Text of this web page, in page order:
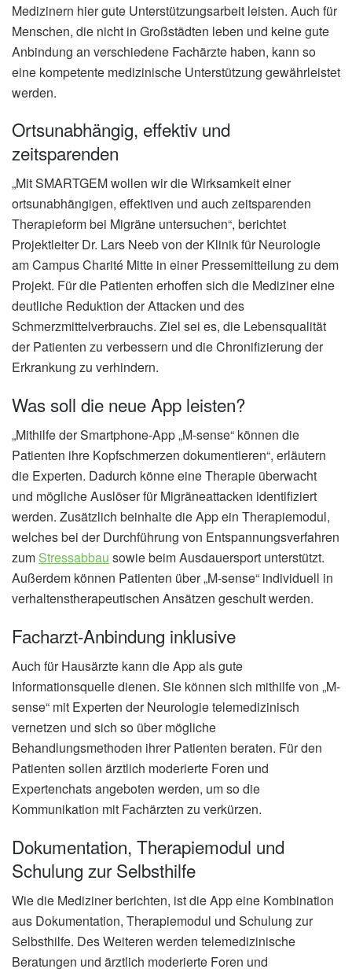
Medizinern hier gute Unterstützungsarbeit leisten. Auch für
Menschen, die nicht in Großstädten leben und keine gute
Anbindung an verschiedene Fachärzte haben, kann so
eine kompetente medizinische Unterstützung gewährleistet
werden.
Ortsunabhängig, effektiv und
zeitsparenden
„Mit SMARTGEM wollen wir die Wirksamkeit einer
ortsunabhängigen, effektiven und auch zeitsparenden
Therapieform bei Migräne untersuchen“, berichtet
Projektleiter Dr. Lars Neeb von der Klinik für Neurologie
am Campus Charité Mitte in einer Pressemitteilung zu dem
Projekt. Für die Patienten erhoffen sich die Mediziner eine
deutliche Reduktion der Attacken und des
Schmerzmittelverbrauchs. Ziel sei es, die Lebensqualität
der Patienten zu verbessern und die Chronifizierung der
Erkrankung zu verhindern.
Was soll die neue App leisten?
„Mithilfe der Smartphone-App „M-sense“ können die
Patienten ihre Kopfschmerzen dokumentieren“, erläutern
die Experten. Dadurch könne eine Therapie überwacht
und mögliche Auslöser für Migräneattacken identifiziert
werden. Zusätzlich beinhalte die App ein Therapiemodul,
welches bei der Durchführung von Entspannungsverfahren
zum Stressabbau sowie beim Ausdauersport unterstützt.
Außerdem können Patienten über „M-sense“ individuell in
verhaltenstherapeutischen Ansätzen geschult werden.
Facharzt-Anbindung inklusive
Auch für Hausärzte kann die App als gute
Informationsquelle dienen. Sie können sich mithilfe von „M-
sense“ mit Experten der Neurologie telemedizinisch
vernetzen und sich so über mögliche
Behandlungsmethoden ihrer Patienten beraten. Für den
Patienten sollen ärztlich moderierte Foren und
Expertenchats angeboten werden, um so die
Kommunikation mit Fachärzten zu verkürzen.
Dokumentation, Therapiemodul und
Schulung zur Selbsthilfe
Wie die Mediziner berichten, ist die App eine Kombination
aus Dokumentation, Therapiemodul und Schulung zur
Selbsthilfe. Des Weiteren werden telemedizinische
Beratungen und ärztlich moderierte Foren und